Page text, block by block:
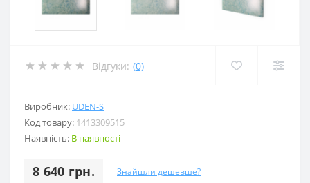
Відгуки: (0)
Виробник: UDEN-S
Код товару: 1413309515
Наявність: В наявності
8 640 грн. Знайшли дешевше?